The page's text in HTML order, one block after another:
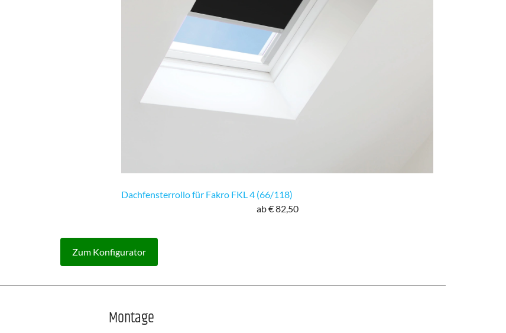
Dachfensterrollo für Fakro FKL 4 (66/118)
ab € 82,50
Zum Konfigurator
Montage